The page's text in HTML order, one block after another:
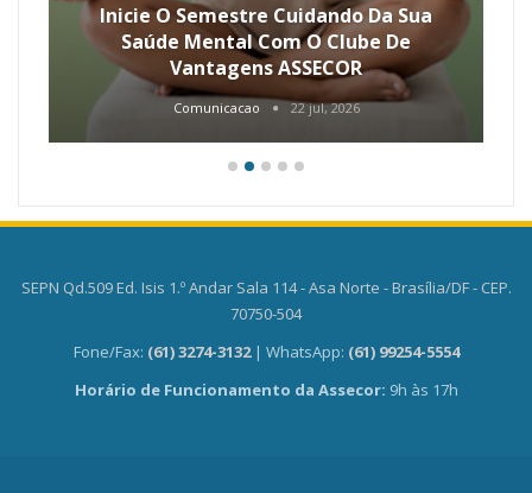
Inicie O Semestre Cuidando Da Sua
Saúde Mental Com O Clube De
Vantagens ASSECOR
Comunicacao 22 jul, 2026
SEPN Qd.509 Ed. Isis 1.º Andar Sala 114 - Asa Norte - Brasília/DF - CEP.
70750-504
Fone/Fax: (61) 3274-3132 | WhatsApp: (61) 99254-5554
Horário de Funcionamento da Assecor: 9h às 17h